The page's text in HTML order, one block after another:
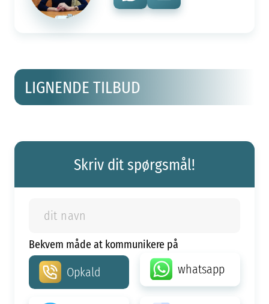
LIGNENDE TILBUD
Skriv dit spørgsmål!
Bekvem måde at kommunikere på
Opkald whatsapp